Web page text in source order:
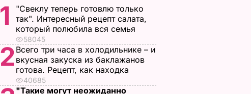
1
"Свеклу теперь готовлю только
так". Интересный рецепт салата,
который полюбила вся семья
58045
2 Всего три часа в холодильнике – и
вкусная закуска из баклажанов
готова. Рецепт, как находка
40685
"Такие могут неожиданно